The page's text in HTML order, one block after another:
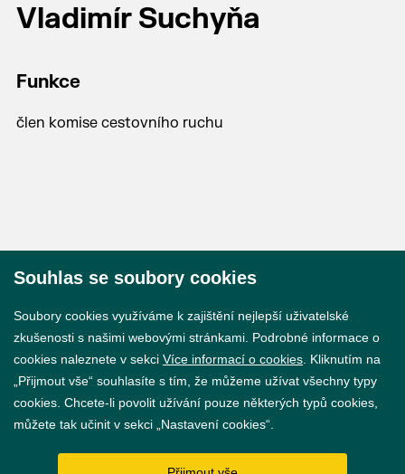
Vladimír Suchyňa
Funkce
člen komise cestovního ruchu
GDPR
Souhlas se soubory cookies
Soubory cookies využíváme k zajištění nejlepší uživatelské
zkušenosti s našimi webovými stránkami. Podrobné informace o
cookies naleznete v sekci Více informací o cookies . Kliknutím na
„Přijmout vše“ souhlasíte s tím, že můžeme užívat všechny typy
cookies. Chcete-li povolit užívání pouze některých typů cookies,
můžete tak učinit v sekci „Nastavení cookies“.